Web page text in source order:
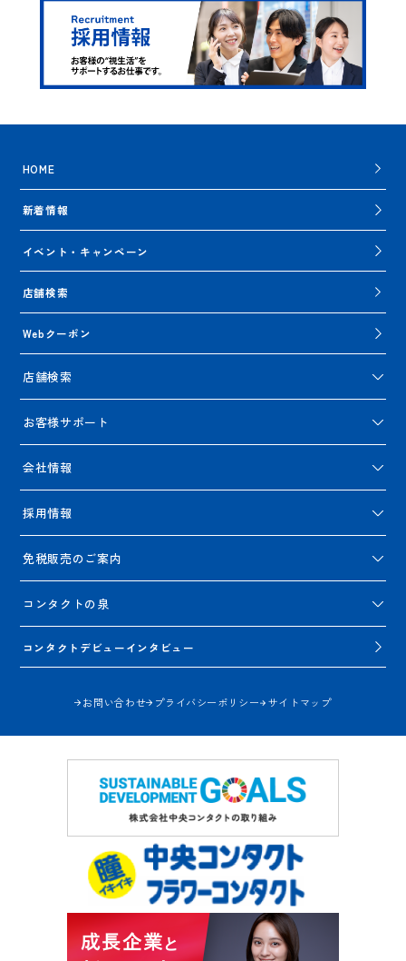
HOME
新着情報
イベント・キャンペーン
店舗検索
Webクーポン
店舗検索
お客様サポート
会社情報
採用情報
免税販売のご案内
コンタクトの泉
コンタクトデビューインタビュー
お問い合わせ プライバシーポリシー サイトマップ